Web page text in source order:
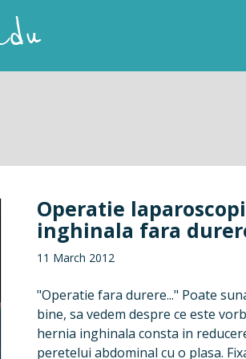
Operatie
inghinala fara
11 March 2012
"Operatie fara durere..." Poate
bine, sa vedem despre ce este
hernia inghinala consta in
peretelui abdominal cu o plasa.